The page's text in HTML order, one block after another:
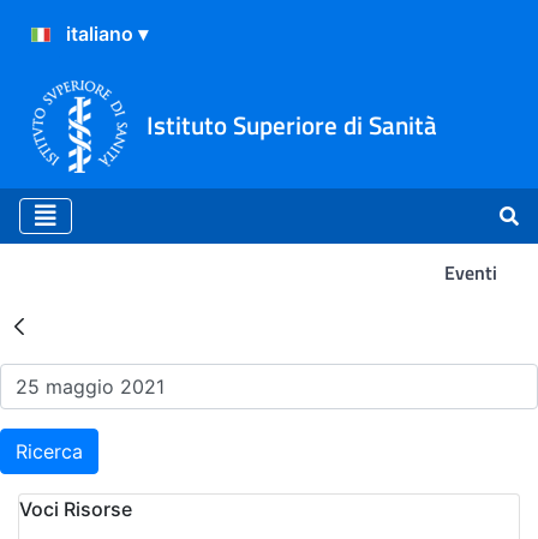
Istituto Superiore di Sanità
Eventi
Risultati della Ricerca -
Ricerca
Voci Risorse